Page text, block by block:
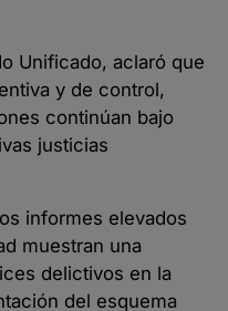
Unificado, aclaró que
y de control,
continúan bajo
justicias
informes elevados
muestran una
delictivos en la
del esquema